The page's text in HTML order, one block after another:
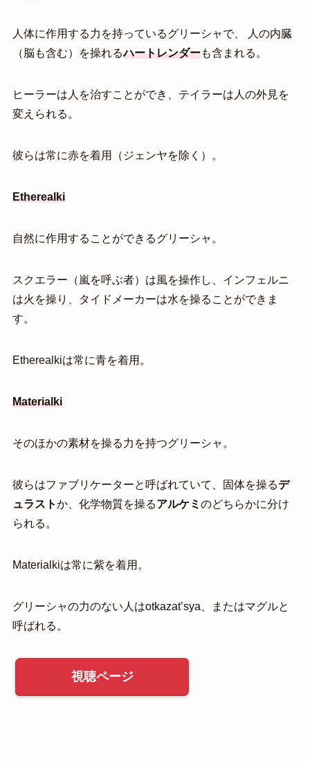
人体に作用する力を持っているグリーシャで、 人の内臓
（脳も含む）を操れるハートレンダーも含まれる。
ヒーラーは人を治すことができ、テイラーは人の外見を
変えられる。
彼らは常に赤を着用（ジェンヤを除く）。
Etherealki
自然に作用することができるグリーシャ。
スクエラー（嵐を呼ぶ者）は風を操作し、インフェルニ
は火を操り、タイドメーカーは水を操ることができま
す。
Etherealkiは常に青を着用。
Materialki
そのほかの素材を操る力を持つグリーシャ。
彼らはファブリケーターと呼ばれていて、固体を操るデ
ュラストか、化学物質を操るアルケミ のどちらかに分け
られる。
Materialkiは常に紫を着用。
グリーシャの力のない人はotkazat’sya、またはマグルと
呼ばれる。
視聴ページ